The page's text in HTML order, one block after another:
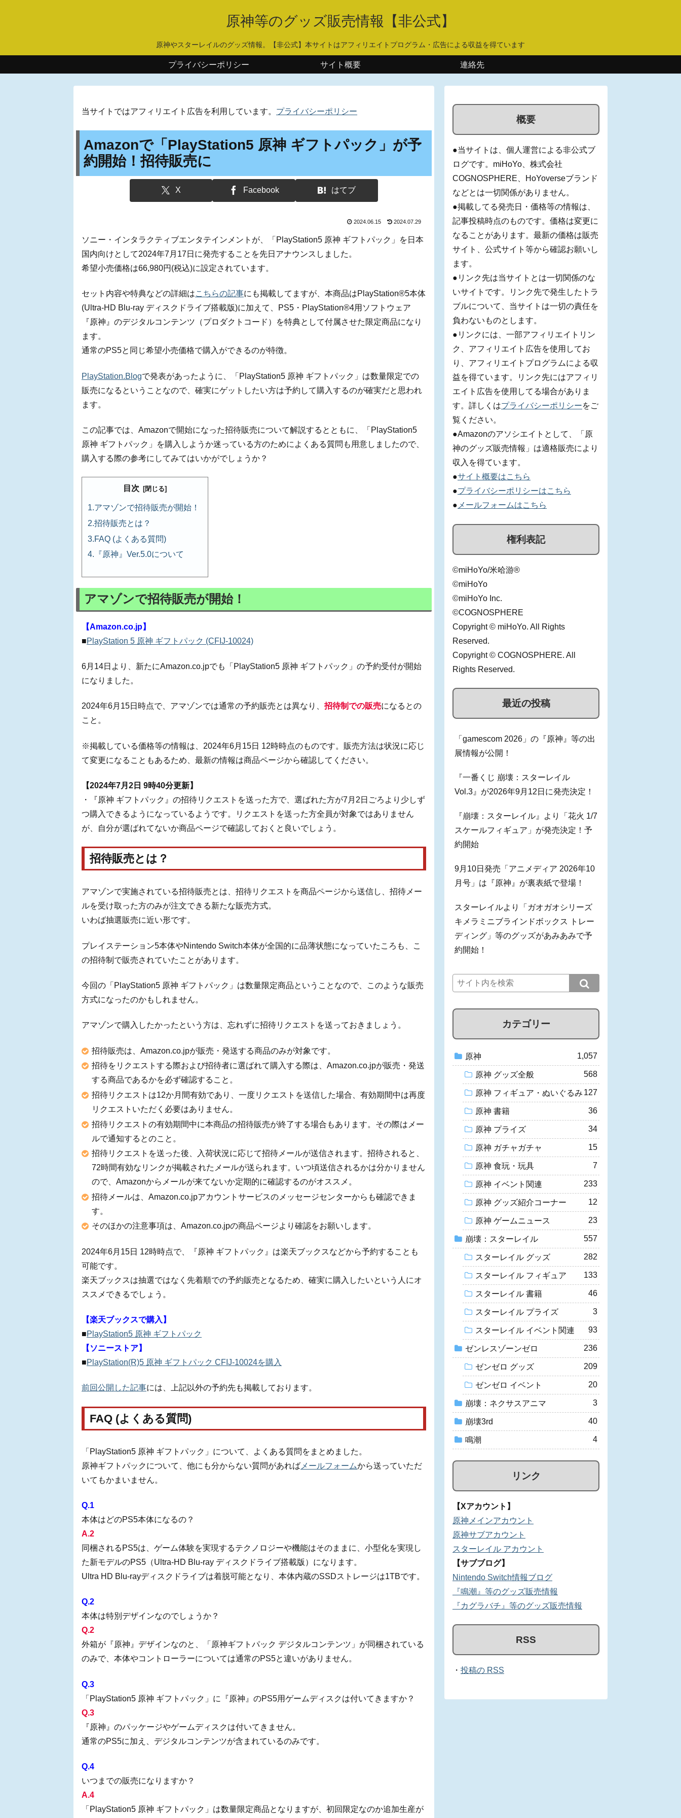
原神等のグッズ販売情報【非公式】
原神やスターレイルのグッズ情報。【非公式】本サイトはアフィリエイトプログラム・広告による収益を得ています
プライバシーポリシー サイト概要 連絡先
当サイトではアフィリエイト広告を利用しています。 プライバシーポリシー
Amazonで「PlayStation5 原神 ギフトパック」が予
約開始！招待販売に
X Facebook はてブ
2024.06.15 2024.07.29
ソニー・インタラクティブエンタテインメントが、「PlayStation5 原神 ギフトパック」を日本
国内向けとして2024年7月17日に発売することを先日アナウンスしました。
希望小売価格は66,980円(税込)に設定されています。
セット内容や特典などの詳細はこちらの記事にも掲載してますが、本商品はPlayStation®5本体
(Ultra-HD Blu-ray ディスクドライブ搭載版)に加えて、PS5・PlayStation®4用ソフトウェア
『原神』のデジタルコンテンツ（プロダクトコード）を特典として付属させた限定商品になり
ます。
通常のPS5と同じ希望小売価格で購入ができるのが特徴。
PlayStation.Blogで発表があったように、「PlayStation5 原神 ギフトパック」は数量限定での
販売になるということなので、確実にゲットしたい方は予約して購入するのが確実だと思われ
ます。
この記事では、Amazonで開始になった招待販売について解説するとともに、「PlayStation5
原神 ギフトパック」を購入しようか迷っている方のためによくある質問も用意しましたので、
購入する際の参考にしてみてはいかがでしょうか？
目次
アマゾンで招待販売が開始！
招待販売とは？
FAQ (よくある質問)
『原神』Ver.5.0について
アマゾンで招待販売が開始！
【Amazon.co.jp】
■PlayStation 5 原神 ギフトパック (CFIJ-10024)
6月14日より、新たにAmazon.co.jpでも「PlayStation5 原神 ギフトパック」の予約受付が開始
になりました。
2024年6月15日時点で、アマゾンでは通常の予約販売とは異なり、 招待制での販売になるとの
こと。
※掲載している価格等の情報は、2024年6月15日 12時時点のものです。販売方法は状況に応じ
て変更になることもあるため、最新の情報は商品ページから確認してください。
【2024年7月2日 9時40分更新】
・『原神 ギフトパック』の招待リクエストを送った方で、選ばれた方が7月2日ごろより少しず
つ購入できるようになっているようです。リクエストを送った方全員が対象ではありません
が、自分が選ばれてないか商品ページで確認しておくと良いでしょう。
招待販売とは？
アマゾンで実施されている招待販売とは、招待リクエストを商品ページから送信し、招待メー
ルを受け取った方のみが注文できる新たな販売方式。
いわば抽選販売に近い形です。
プレイステーション5本体やNintendo Switch本体が全国的に品薄状態になっていたころも、こ
の招待制で販売されていたことがあります。
今回の「PlayStation5 原神 ギフトパック」は数量限定商品ということなので、このような販売
方式になったのかもしれません。
アマゾンで購入したかったという方は、忘れずに招待リクエストを送っておきましょう。
招待販売は、Amazon.co.jpが販売・発送する商品のみが対象です。
招待をリクエストする際および招待者に選ばれて購入する際は、Amazon.co.jpが販売・発送
する商品であるかを必ず確認すること。
招待リクエストは12か月間有効であり、一度リクエストを送信した場合、有効期間中は再度
リクエストいただく必要はありません。
招待リクエストの有効期間中に本商品の招待販売が終了する場合もあります。その際はメー
ルで通知するとのこと。
招待リクエストを送った後、入荷状況に応じて招待メールが送信されます。招待されると、
72時間有効なリンクが掲載されたメールが送られます。いつ頃送信されるかは分かりません
ので、Amazonからメールが来てないか定期的に確認するのがオススメ。
招待メールは、Amazon.co.jpアカウントサービスのメッセージセンターからも確認できま
す。
そのほかの注意事項は、Amazon.co.jpの商品ページより確認をお願いします。
2024年6月15日 12時時点で、『原神 ギフトパック』は楽天ブックスなどから予約することも
可能です。
楽天ブックスは抽選ではなく先着順での予約販売となるため、確実に購入したいという人にオ
ススメできるでしょう。
【楽天ブックスで購入】
■PlayStation5 原神 ギフトパック
【ソニーストア】
■PlayStation(R)5 原神 ギフトパック CFIJ-10024を購入
前回公開した記事には、上記以外の予約先も掲載しております。
FAQ (よくある質問)
「PlayStation5 原神 ギフトパック」について、よくある質問をまとめました。
原神ギフトパックについて、他にも分からない質問があれば メールフォームから送っていただ
いてもかまいません。
Q.1
本体はどのPS5本体になるの？
A.2
同梱されるPS5は、ゲーム体験を実現するテクノロジーや機能はそのままに、小型化を実現し
た新モデルのPS5（Ultra-HD Blu-ray ディスクドライブ搭載版）になります。
Ultra HD Blu-rayディスクドライブは着脱可能となり、本体内蔵のSSDストレージは1TBです。
Q.2
本体は特別デザインなのでしょうか？
Q.2
外箱が『原神』デザインなのと、「原神ギフトパック デジタルコンテンツ」が同梱されている
のみで、本体やコントローラーについては通常のPS5と違いがありません。
Q.3
「PlayStation5 原神 ギフトパック」に『原神』のPS5用ゲームディスクは付いてきますか？
Q.3
『原神』のパッケージやゲームディスクは付いてきません。
通常のPS5に加え、デジタルコンテンツが含まれているのみです。
Q.4
いつまでの販売になりますか？
A.4
「PlayStation5 原神 ギフトパック」は数量限定商品となりますが、初回限定なのか追加生産が
概要
●当サイトは、個人運営による非公式ブ
ログです。miHoYo、株式会社
COGNOSPHERE、HoYoverseブランド
などとは一切関係がありません。
●掲載してる発売日・価格等の情報は、
記事投稿時点のものです。価格は変更に
なることがあります。最新の価格は販売
サイト、公式サイト等から確認お願いし
ます。
●リンク先は当サイトとは一切関係のな
いサイトです。リンク先で発生したトラ
ブルについて、当サイトは一切の責任を
負わないものとします。
●リンクには、一部アフィリエイトリン
ク、アフィリエイト広告を使用してお
り、アフィリエイトプログラムによる収
益を得ています。リンク先にはアフィリ
エイト広告を使用してる場合がありま
す。詳しくはプライバシーポリシーをご
覧ください。
●Amazonのアソシエイトとして、「原
神のグッズ販売情報」は適格販売により
収入を得ています。
●サイト概要はこちら
●プライバシーポリシーはこちら
● メールフォームはこちら
権利表記
©miHoYo/米哈游®
©miHoYo
©miHoYo Inc.
©COGNOSPHERE
Copyright © miHoYo. All Rights
Reserved.
Copyright © COGNOSPHERE. All
Rights Reserved.
最近の投稿
「gamescom 2026」の『原神』等の出
展情報が公開！
『一番くじ 崩壊：スターレイル
Vol.3』が2026年9月12日に発売決定！
『崩壊：スターレイル』より「花火 1/7
スケールフィギュア」が発売決定！予
約開始
9月10日発売「アニメディア 2026年10
月号」は『原神』が裏表紙で登場！
スターレイルより「ガオガオシリーズ
キメラミニブラインドボックス トレー
ディング」等のグッズがあみあみで予
約開始！
カテゴリー
原神 1,057
原神 グッズ全般 568
原神 フィギュア・ぬいぐるみ 127
原神 書籍 36
原神 プライズ 34
原神 ガチャガチャ 15
原神 食玩・玩具 7
原神 イベント関連 233
原神 グッズ紹介コーナー 12
原神 ゲームニュース 23
崩壊：スターレイル 557
スターレイル グッズ 282
スターレイル フィギュア 133
スターレイル 書籍 46
スターレイル プライズ 3
スターレイル イベント関連 93
ゼンレスゾーンゼロ 236
ゼンゼロ グッズ 209
ゼンゼロ イベント 20
崩壊：ネクサスアニマ 3
崩壊3rd 40
鳴潮 4
リンク
【Xアカウント】
原神メインアカウント
原神サブアカウント
スターレイル アカウント
【サブブログ】
Nintendo Switch情報ブログ
『鳴潮』等のグッズ販売情報
『カグラバチ』等のグッズ販売情報
RSS
・ 投稿の RSS